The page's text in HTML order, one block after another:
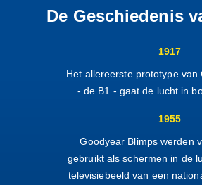
De Geschiedenis
1917
Het allereerste prototype van
- de B1 - gaat de lucht in
1955
Goodyear Blimps werden
gebruikt als schermen in de
televisiebeeld van een